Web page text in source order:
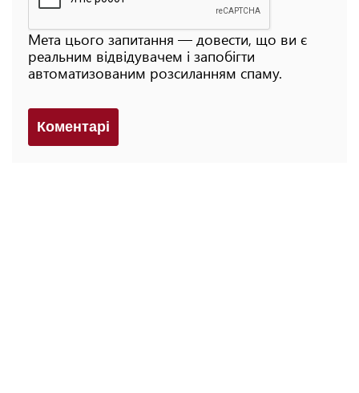
Мета цього запитання — довести, що ви є
реальним відвідувачем і запобігти
автоматизованим розсиланням спаму.
Коментарi